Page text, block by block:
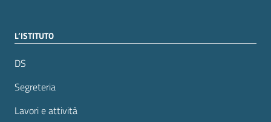
L’ISTITUTO
DS
Segreteria
Lavori e attività